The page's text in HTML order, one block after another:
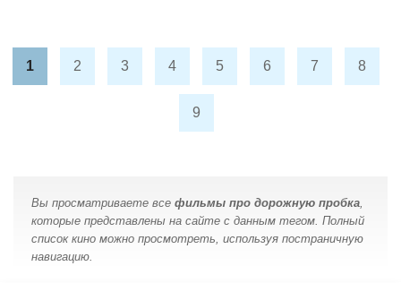
1 2 3 4 5 6 7 8
9
Вы просматриваете все фильмы про дорожную пробка,
которые представлены на сайте с данным тегом. Полный
список кино можно просмотреть, используя постраничную
навигацию.